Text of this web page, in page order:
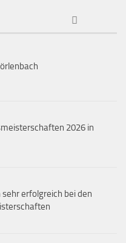
2026 in
sehr erfolgreich bei den